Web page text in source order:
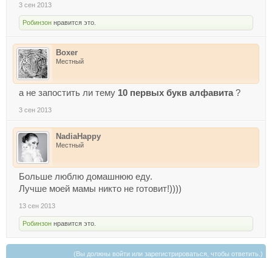
3 сен 2013
Робинзон нравится это.
Boxer
Местный
а не запостить ли тему 10 первых букв алфавита?
3 сен 2013
NadiaHappy
Местный
Больше люблю домашнюю еду.
Лучше моей мамы никто не готовит!))))
13 сен 2013
Робинзон нравится это.
(Вы должны войти или зарегистрироваться, чтобы ответить.)